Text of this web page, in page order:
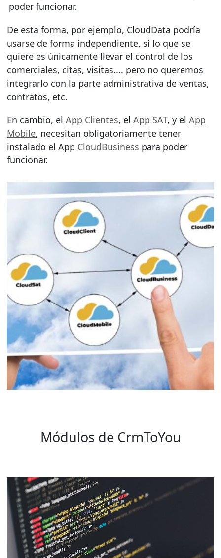
poder funcionar.
De esta forma, por ejemplo, CloudData podría
usarse de forma independiente, si lo que se
quiere es únicamente llevar el control de los
comerciales, citas, visitas.... pero no queremos
integrarlo con la parte administrativa de ventas,
contratos, etc.
En cambio, el App Clientes, el App SAT, y el App
Mobile, necesitan obligatoriamente tener
instalado el App CloudBusiness para poder
funcionar.
Módulos de CrmToYou